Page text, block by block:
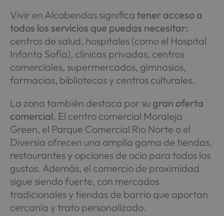
Vivir en Alcobendas significa tener acceso a
todos los servicios que puedas necesitar:
centros de salud, hospitales (como el Hospital
Infanta Sofía), clínicas privadas, centros
comerciales, supermercados, gimnasios,
farmacias, bibliotecas y centros culturales.
La zona también destaca por su gran oferta
comercial. El centro comercial Moraleja
Green, el Parque Comercial Rio Norte o el
Diversia ofrecen una amplia gama de tiendas,
restaurantes y opciones de ocio para todos los
gustos. Además, el comercio de proximidad
sigue siendo fuerte, con mercados
tradicionales y tiendas de barrio que aportan
cercanía y trato personalizado.